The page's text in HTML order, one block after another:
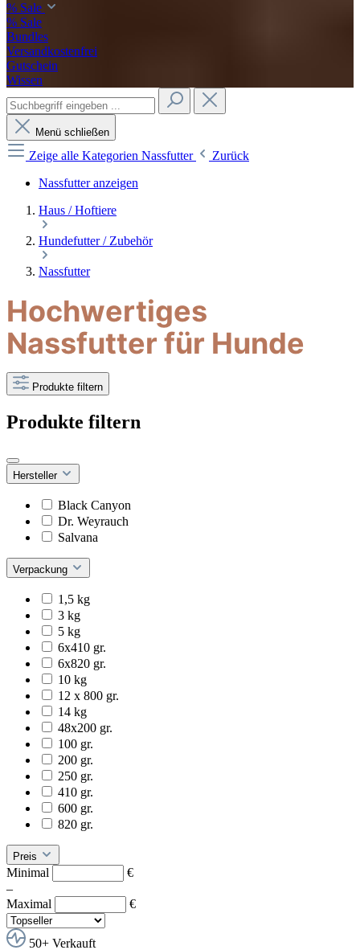
% Sale
% Sale
Bundles
Versandkostenfrei
Gutschein
Wissen
Menü schließen
Zeige alle Kategorien Nassfutter
Zurück
Nassfutter anzeigen
Haus / Hoftiere
Hundefutter / Zubehör
Nassfutter
Hochwertiges
Nassfutter für Hunde
Produkte filtern
Produkte filtern
Hersteller
Black Canyon
Dr. Weyrauch
Salvana
Verpackung
1,5 kg
3 kg
5 kg
6x410 gr.
6x820 gr.
10 kg
12 x 800 gr.
14 kg
48x200 gr.
100 gr.
200 gr.
250 gr.
410 gr.
600 gr.
820 gr.
Preis
Minimal
€
–
Maximal
€
50+ Verkauft